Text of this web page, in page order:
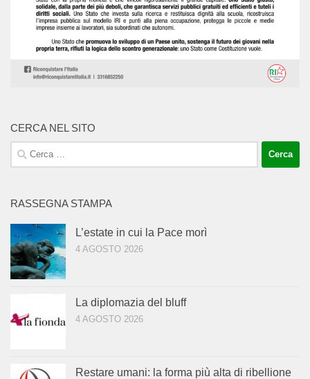
CERCA NEL SITO
Ricerca
per:
RASSEGNA STAMPA
L’estate in cui la Pace morì
4 AGOSTO 2026
La diplomazia del bluff
4 AGOSTO 2026
Restare umani: la forma più alta di ribellione